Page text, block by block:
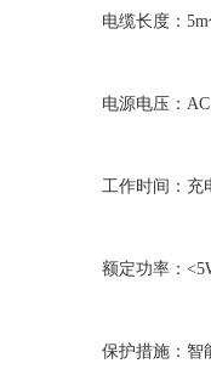
电缆长度：5m
电源电压：AC
工作时间：充电
额定功率：
保护措施：智能